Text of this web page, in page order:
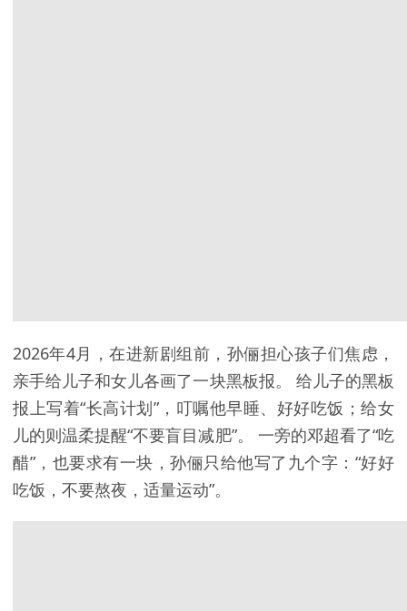
2026年4月，在进新剧组前，孙俪担心孩子们焦虑，
亲手给儿子和女儿各画了一块黑板报。 给儿子的黑板
报上写着“长高计划”，叮嘱他早睡、好好吃饭；给女
儿的则温柔提醒“不要盲目减肥”。 一旁的邓超看了“吃
醋”，也要求有一块，孙俪只给他写了九个字：“好好
吃饭，不要熬夜，适量运动”。